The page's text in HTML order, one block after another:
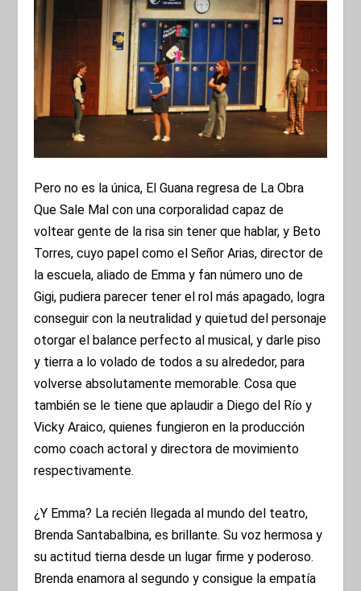
Pero no es la única, El Guana regresa de La Obra
Que Sale Mal con una corporalidad capaz de
voltear gente de la risa sin tener que hablar, y Beto
Torres, cuyo papel como el Señor Arias, director de
la escuela, aliado de Emma y fan número uno de
Gigi, pudiera parecer tener el rol más apagado, logra
conseguir con la neutralidad y quietud del personaje
otorgar el balance perfecto al musical, y darle piso
y tierra a lo volado de todos a su alrededor, para
volverse absolutamente memorable. Cosa que
también se le tiene que aplaudir a Diego del Río y
Vicky Araico, quienes fungieron en la producción
como coach actoral y directora de movimiento
respectivamente.
¿Y Emma? La recién llegada al mundo del teatro,
Brenda Santabalbina, es brillante. Su voz hermosa y
su actitud tierna desde un lugar firme y poderoso.
Brenda enamora al segundo y consigue la empatía